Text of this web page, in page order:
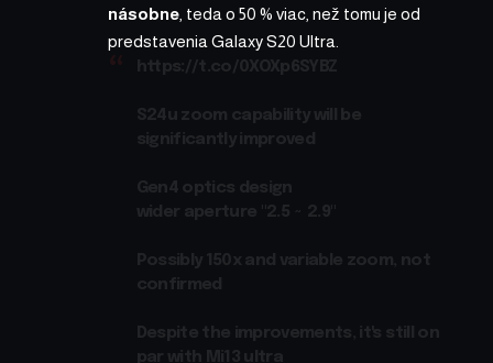
násobne, teda o 50 % viac, než tomu je od
predstaveniaGalaxy S20 Ultra.